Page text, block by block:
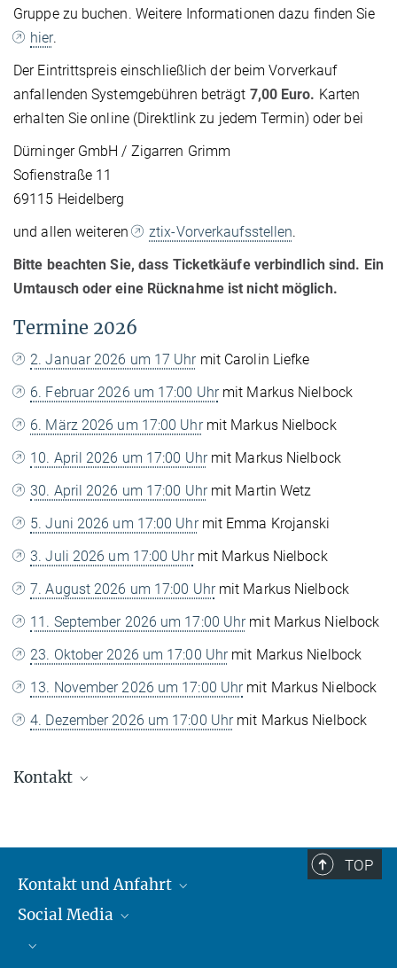
Gruppe zu buchen. Weitere Informationen dazu finden Sie
hier.
Der Eintrittspreis einschließlich der beim Vorverkauf
anfallenden Systemgebühren beträgt 7,00 Euro. Karten
erhalten Sie online (Direktlink zu jedem Termin) oder bei
Dürninger GmbH / Zigarren Grimm
Sofienstraße 11
69115 Heidelberg
und allen weiteren
ztix-Vorverkaufsstellen.
Bitte beachten Sie, dass Ticketkäufe verbindlich sind. Ein
Umtausch oder eine Rücknahme ist nicht möglich.
Termine 2026
2. Januar 2026 um 17 Uhrmit Carolin Liefke
6. Februar 2026 um 17:00 Uhrmit Markus Nielbock
6. März 2026 um 17:00 Uhrmit Markus Nielbock
10. April 2026 um 17:00 Uhrmit Markus Nielbock
30. April 2026 um 17:00 Uhrmit Martin Wetz
5. Juni 2026 um 17:00 Uhrmit Emma Krojanski
3. Juli 2026 um 17:00 Uhrmit Markus Nielbock
7. August 2026 um 17:00 Uhrmit Markus Nielbock
11. September 2026 um 17:00 Uhrmit Markus Nielbock
23. Oktober 2026 um 17:00 Uhrmit Markus Nielbock
13. November 2026 um 17:00 Uhrmit Markus Nielbock
4. Dezember 2026 um 17:00 Uhrmit Markus Nielbock
Kontakt
+49 6221 528-134
TOP
Kontakt und Anfahrt
Kontakt und Anfahrt
Social Media
Bluesky